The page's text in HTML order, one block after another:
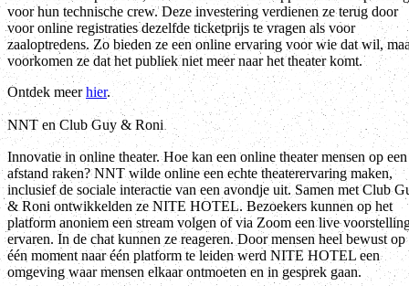
voor hun technische crew. Deze investering verdienen ze terug door
voor online registraties dezelfde ticketprijs te vragen als voor
zaaloptredens. Zo bieden ze een online ervaring voor wie dat wil,
voorkomen ze dat het publiek niet meer naar het theater komt.
Ontdek meerhier.
NNT en Club Guy & Roni
Innovatie in online theater. Hoe kan een online theater mensen op een
afstand raken? NNT wilde online een echte theaterervaring maken,
inclusief de sociale interactie van een avondje uit. Samen met Club
& Roni ontwikkelden ze NITE HOTEL. Bezoekers kunnen op het
platform anoniem een stream volgen of via Zoom een live
ervaren. In de chat kunnen ze reageren. Door mensen heel bewust op
één moment naar één platform te leiden werd NITE HOTEL een
omgeving waar mensen elkaar ontmoeten en in gesprek gaan.